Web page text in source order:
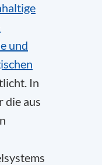
und
In
die aus